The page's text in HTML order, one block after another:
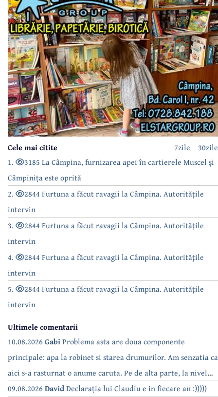
30zile
7zile
Cele mai citite
1.
3185 La Câmpina, furnizarea apei în cartierele Muscel și
Câmpinița este oprită
2.
2844 Furtuna a făcut ravagii la Câmpina. Autoritățile
intervin
3.
2844 Furtuna a făcut ravagii la Câmpina. Autoritățile
intervin
4.
2844 Furtuna a făcut ravagii la Câmpina. Autoritățile
intervin
5.
2844 Furtuna a făcut ravagii la Câmpina. Autoritățile
intervin
Ultimele comentarii
10.08.2026 GabiProblema asta are doua componente
principale: apa la robinet si starea drumurilor. Am senzatia ca
aici s-a rasturnat o anume caruta. Pe de alta parte, la nivel
national, serialul asta deja a difuzat episoadele 'fara apa' si
09.08.2026 DavidDeclarația lui Claudiu e in fiecare an :)))))